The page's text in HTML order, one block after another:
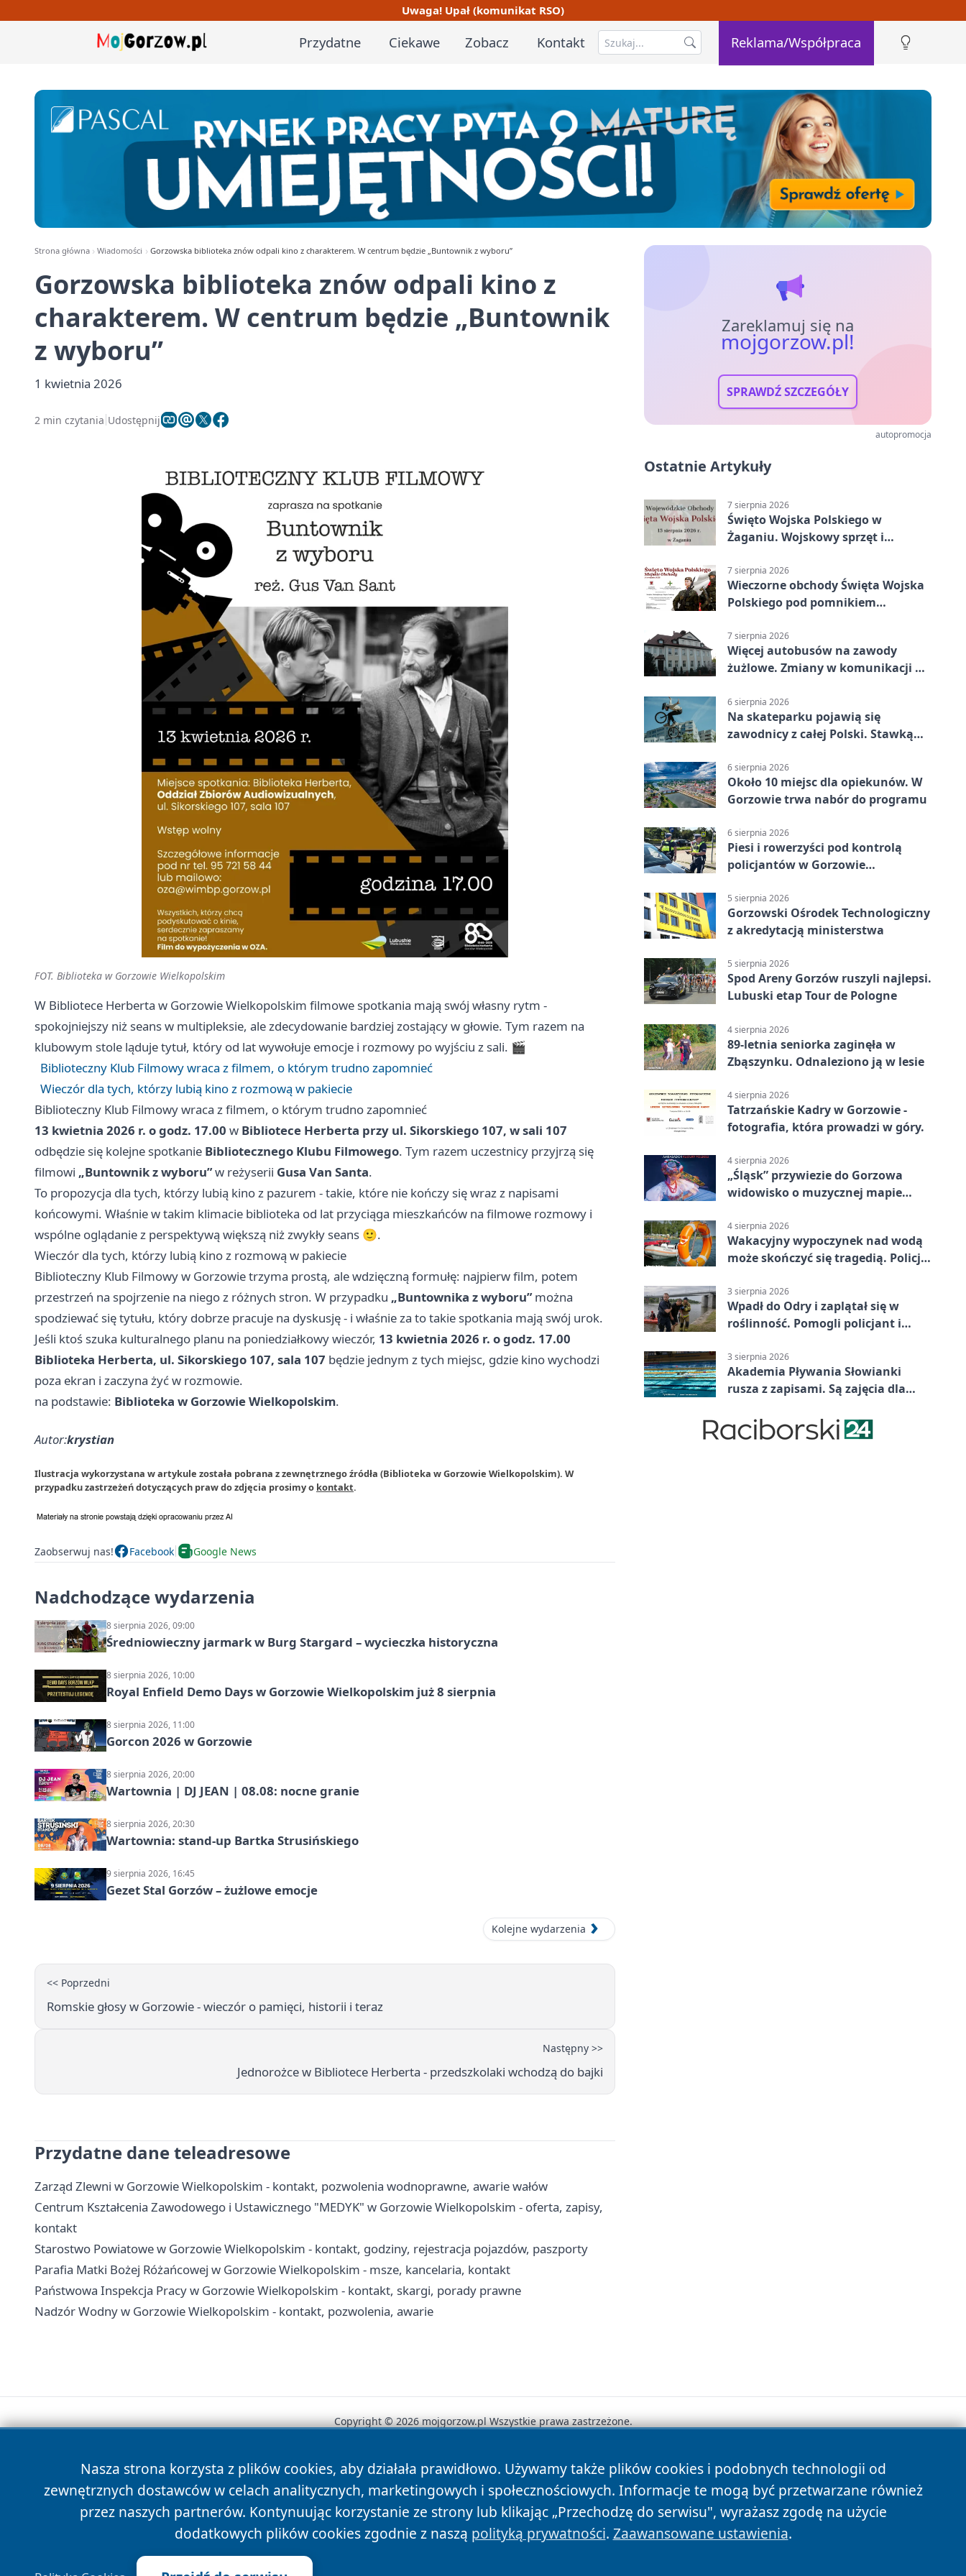
Uwaga! Upał (komunikat RSO)
Przydatne Ciekawe Zobacz Kontakt Reklama/Współpraca
Strona główna Wiadomości Gorzowska biblioteka znów odpali kino z charakterem. W centrum będzie „Buntownik z wyboru”
Gorzowska biblioteka znów odpali kino z
charakterem. W centrum będzie „Buntownik
z wyboru”
1 kwietnia 2026
2 min czytania Udostępnij
FOT. Biblioteka w Gorzowie Wielkopolskim
W Bibliotece Herberta w Gorzowie Wielkopolskim filmowe spotkania mają swój własny rytm -
spokojniejszy niż seans w multipleksie, ale zdecydowanie bardziej zostający w głowie. Tym razem na
klubowym stole ląduje tytuł, który od lat wywołuje emocje i rozmowy po wyjściu z sali. 🎬
Biblioteczny Klub Filmowy wraca z filmem, o którym trudno zapomnieć
Wieczór dla tych, którzy lubią kino z rozmową w pakiecie
Biblioteczny Klub Filmowy wraca z filmem, o którym trudno zapomnieć
13 kwietnia 2026 r. o godz. 17.00 w Bibliotece Herberta przy ul. Sikorskiego 107, w sali 107
odbędzie się kolejne spotkanie Bibliotecznego Klubu Filmowego. Tym razem uczestnicy przyjrzą się
filmowi „Buntownik z wyboru”w reżyserii Gusa Van Santa.
To propozycja dla tych, którzy lubią kino z pazurem - takie, które nie kończy się wraz z napisami
końcowymi. Właśnie w takim klimacie biblioteka od lat przyciąga mieszkańców na filmowe rozmowy i
wspólne oglądanie z perspektywą większą niż zwykły seans 🙂.
Wieczór dla tych, którzy lubią kino z rozmową w pakiecie
Biblioteczny Klub Filmowy w Gorzowie trzyma prostą, ale wdzięczną formułę: najpierw film, potem
przestrzeń na spojrzenie na niego z różnych stron. W przypadku „Buntownika z wyboru”można
spodziewać się tytułu, który dobrze pracuje na dyskusję - i właśnie za to takie spotkania mają swój urok.
Jeśli ktoś szuka kulturalnego planu na poniedziałkowy wieczór, 13 kwietnia 2026 r. o godz. 17.00
Biblioteka Herberta, ul. Sikorskiego 107, sala 107 będzie jednym z tych miejsc, gdzie kino wychodzi
poza ekran i zaczyna żyć w rozmowie.
na podstawie: Biblioteka w Gorzowie Wielkopolskim.
Autor:krystian
Ilustracja wykorzystana w artykule została pobrana z zewnętrznego źródła (Biblioteka w Gorzowie Wielkopolskim). W
przypadku zastrzeżeń dotyczących praw do zdjęcia prosimy o kontakt.
Zaobserwuj nas! Facebook Google News
Nadchodzące wydarzenia
8 sierpnia 2026, 09:00
Średniowieczny jarmark w Burg Stargard – wycieczka historyczna
8 sierpnia 2026, 10:00
Royal Enfield Demo Days w Gorzowie Wielkopolskim już 8 sierpnia
8 sierpnia 2026, 11:00
Gorcon 2026 w Gorzowie
8 sierpnia 2026, 20:00
Wartownia | DJ JEAN | 08.08: nocne granie
8 sierpnia 2026, 20:30
Wartownia: stand-up Bartka Strusińskiego
9 sierpnia 2026, 16:45
Gezet Stal Gorzów – żużlowe emocje
Kolejne wydarzenia
<< Poprzedni
Romskie głosy w Gorzowie - wieczór o pamięci, historii i teraz
Następny >>
Jednorożce w Bibliotece Herberta - przedszkolaki wchodzą do bajki
Przydatne dane teleadresowe
Zarząd Zlewni w Gorzowie Wielkopolskim - kontakt, pozwolenia wodnoprawne, awarie wałów
Centrum Kształcenia Zawodowego i Ustawicznego "MEDYK" w Gorzowie Wielkopolskim - oferta, zapisy,
kontakt
Starostwo Powiatowe w Gorzowie Wielkopolskim - kontakt, godziny, rejestracja pojazdów, paszporty
Parafia Matki Bożej Różańcowej w Gorzowie Wielkopolskim - msze, kancelaria, kontakt
Państwowa Inspekcja Pracy w Gorzowie Wielkopolskim - kontakt, skargi, porady prawne
Nadzór Wodny w Gorzowie Wielkopolskim - kontakt, pozwolenia, awarie
Zareklamuj się na
mojgorzow.pl!
SPRAWDŹ SZCZEGÓŁY
autopromocja
Ostatnie Artykuły
7 sierpnia 2026
Święto Wojska Polskiego w
Żaganiu. Wojskowy sprzęt i
7 sierpnia 2026
Wieczorne obchody Święta Wojska
Polskiego pod pomnikiem
7 sierpnia 2026
Więcej autobusów na zawody
żużlowe. Zmiany w komunikacji w
6 sierpnia 2026
Na skateparku pojawią się
zawodnicy z całej Polski. Stawką
6 sierpnia 2026
Około 10 miejsc dla opiekunów. W
Gorzowie trwa nabór do programu
6 sierpnia 2026
Piesi i rowerzyści pod kontrolą
policjantów w Gorzowie
5 sierpnia 2026
Gorzowski Ośrodek Technologiczny
z akredytacją ministerstwa
5 sierpnia 2026
Spod Areny Gorzów ruszyli najlepsi.
Lubuski etap Tour de Pologne
4 sierpnia 2026
89-letnia seniorka zaginęła w
Zbąszynku. Odnaleziono ją w lesie
4 sierpnia 2026
Tatrzańskie Kadry w Gorzowie -
fotografia, która prowadzi w góry.
4 sierpnia 2026
„Śląsk” przywiezie do Gorzowa
widowisko o muzycznej mapie
4 sierpnia 2026
Wakacyjny wypoczynek nad wodą
może skończyć się tragedią. Policja
3 sierpnia 2026
Wpadł do Odry i zaplątał się w
roślinność. Pomogli policjant i
3 sierpnia 2026
Akademia Pływania Słowianki
rusza z zapisami. Są zajęcia dla
Nasza strona korzysta z plików cookies, aby działała prawidłowo. Używamy także plików cookies i podobnych technologii od
zewnętrznych dostawców w celach analitycznych, marketingowych i społecznościowych. Informacje te mogą być przetwarzane również
przez naszych partnerów. Kontynuując korzystanie ze strony lub klikając „Przechodzę do serwisu", wyrażasz zgodę na użycie
dodatkowych plików cookies zgodnie z naszą polityką prywatności. Zaawansowane ustawienia.
Copyright © 2026 mojgorzow.pl Wszystkie prawa zastrzeżone.
News Autorzy Polityka Prywatności Polityka Cookies